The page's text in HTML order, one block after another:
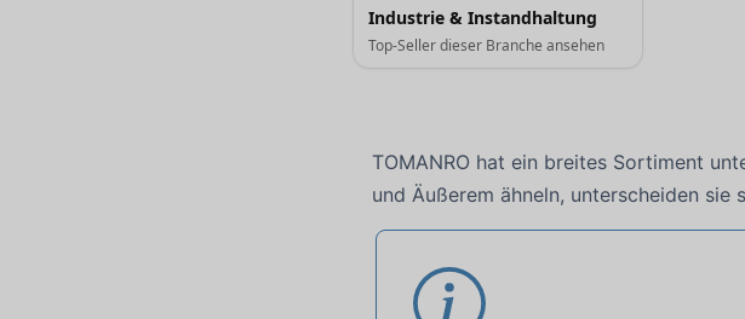
Industrie & Instandhaltung
Top-Seller dieser Branche ansehen
TOMANRO hat ein breites Sortiment
und Äußerem ähneln, unterscheiden sie